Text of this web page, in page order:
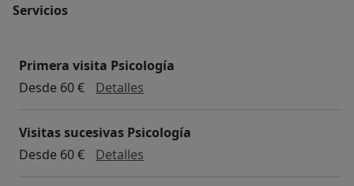
Servicios
Primera visita Psicología
Desde 60 €
Detalles
Visitas sucesivas Psicología
Desde 60 €
Detalles